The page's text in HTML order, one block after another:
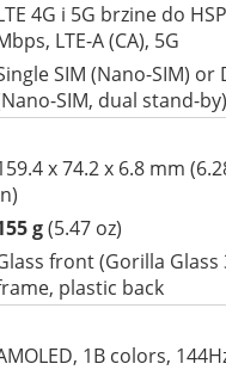
4G i 5G brzine do
LTE-A (CA), 5G
SIM (Nano-SIM) or
SIM, dual stand-by)
x 74.2 x 6.8 mm
g(5.47 oz)
front (Gorilla Glass
plastic back
1B colors,